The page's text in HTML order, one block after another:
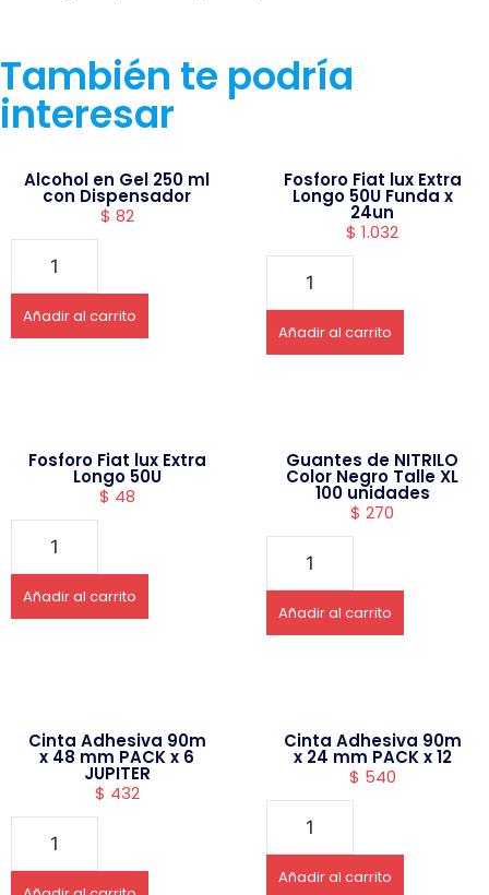
También te podría
interesar
Alcohol en Gel 250 ml
con Dispensador
$ 82
Añadir al carrito
Fosforo Fiat lux Extra
Longo 50U Funda x
24un
$ 1.032
Añadir al carrito
Fosforo Fiat lux Extra
Longo 50U
$ 48
Añadir al carrito
Guantes de NITRILO
Color Negro Talle XL
100 unidades
$ 270
Añadir al carrito
Cinta Adhesiva 90m
x 48 mm PACK x 6
JUPITER
$ 432
Cinta Adhesiva 90m
x 24 mm PACK x 12
$ 540
Añadir al carrito